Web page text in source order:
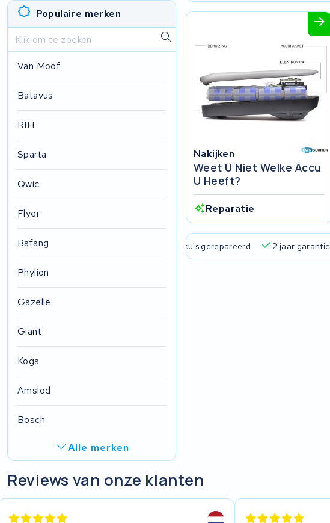
Populaire merken
Van Moof
Batavus
RIH
Sparta
Qwic
Flyer
Bafang
Phylion
Gazelle
Giant
Koga
Amslod
Bosch
Alle merken
R.A.T. Holland
Nakijken
Weet U Niet Welke Accu
U Heeft?
Reparatie
en ophaalservice 45.000+ accu's gerepareerd 2 jaar garantie
Reviews van onze klanten